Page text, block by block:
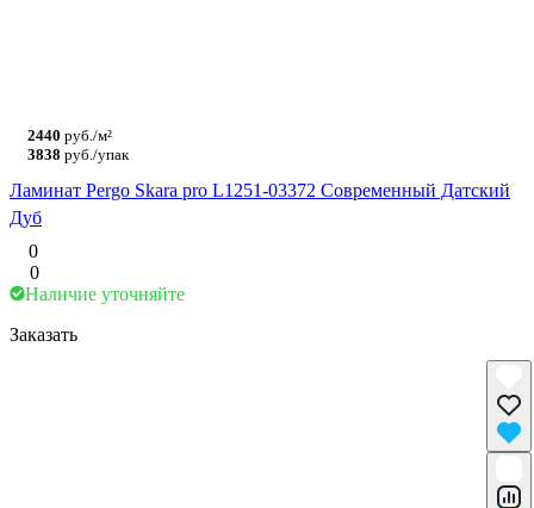
2440 руб./м²
3838 руб./упак
Ламинат Pergo Skara pro L1251-03372 Современный Датский
Дуб
0
0
Наличие уточняйте
Заказать